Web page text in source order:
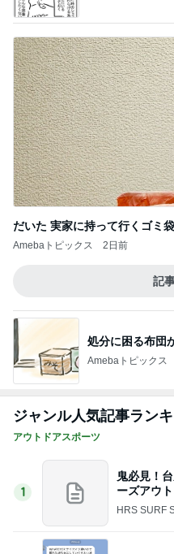
だいた 実家に持って行くゴミ袋
Amebaトピックス 2日前
記
処分に困る布団
Amebaトピックス
ジャンル人気記事ラン
アウトドアスポーツ
1
鬼必見！
ーズアウ
映
HRS SURF